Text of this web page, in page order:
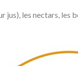
jus), les nectars,